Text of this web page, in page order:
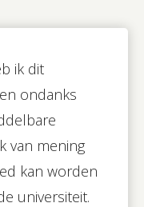
ik dit
ondanks
van mening
kan worden
universiteit.